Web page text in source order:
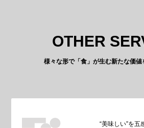
OTHER
様々な形で「食」が生む新たな価値
“美味しい”を五